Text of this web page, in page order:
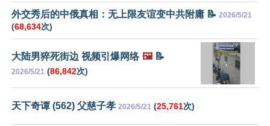
外交秀后的中俄真相：无上限友谊变中共附庸 📝 2026/5/21
(68,634次)
大陆男猝死街边 视频引爆网络 🖼️📝
2026/5/21 (86,842次)
天下奇谭 (562) 父慈子孝 2026/5/21 (25,761次)